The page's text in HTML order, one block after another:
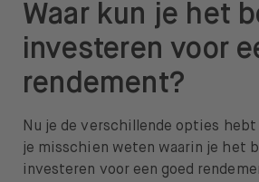
Waar kun je het
investeren voor
rendement?
Nu je de verschillende opties
je misschien weten waarin je het
investeren voor een goed